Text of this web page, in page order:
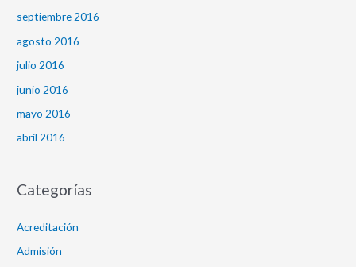
septiembre 2016
agosto 2016
julio 2016
junio 2016
mayo 2016
abril 2016
Categorías
Acreditación
Admisión